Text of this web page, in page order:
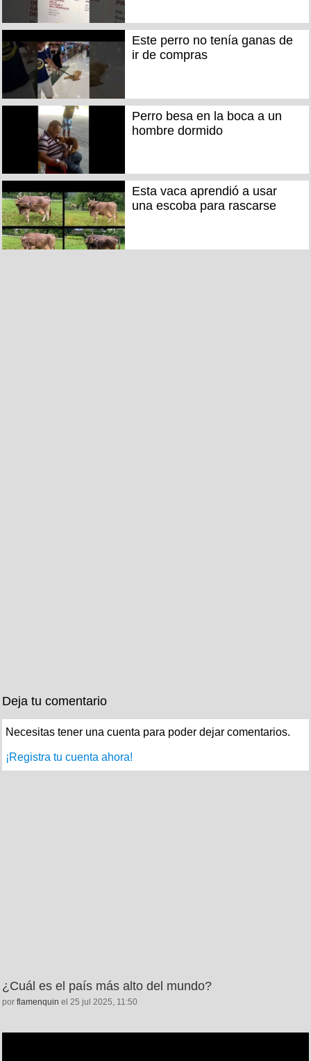
Este perro no tenía ganas de
ir de compras
Perro besa en la boca a un
hombre dormido
Esta vaca aprendió a usar
una escoba para rascarse
Deja tu comentario
Necesitas tener una cuenta para poder dejar comentarios.
¡Registra tu cuenta ahora!
¿Cuál es el país más alto del mundo?
por flamenquin el 25 jul 2025, 11:50